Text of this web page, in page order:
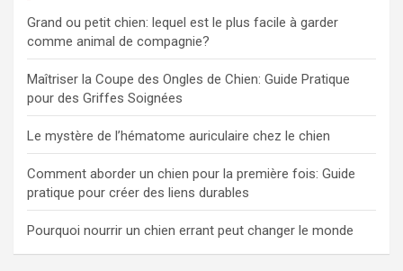
Grand ou petit chien: lequel est le plus facile à garder
comme animal de compagnie?
Maîtriser la Coupe des Ongles de Chien: Guide Pratique
pour des Griffes Soignées
Le mystère de l’hématome auriculaire chez le chien
Comment aborder un chien pour la première fois: Guide
pratique pour créer des liens durables
Pourquoi nourrir un chien errant peut changer le monde